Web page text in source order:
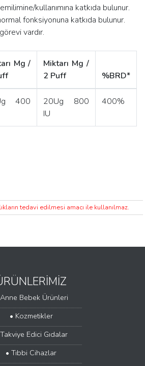
kullanımına katkıda bulunur.
fonksiyonuna katkıda bulunur.
vardır.
Mg /
Miktarı Mg /
2 Puff
%BRD*
400
20Ug 800
IU
400%
tedavi edilmesi amacı ile kullanılmaz.
Bebek Ürünleri
• Kozmetikler
Edici Gıdalar
• Tıbbi Cihazlar